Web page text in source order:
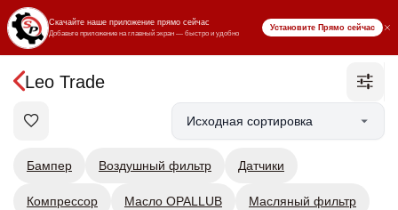
₸ KZT
Leo Trade
Бампер Воздушный фильтр Датчики
Компрессор Масло OPALLUB Масляный фильтр